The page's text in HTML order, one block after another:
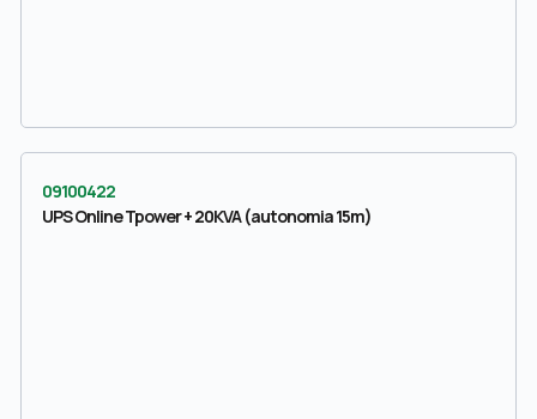
09100422
UPS Online Tpower + 20KVA (autonomia 15m)